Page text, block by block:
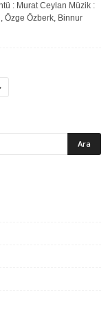
: Murat Ceylan Müzik :
Özge Özberk, Binnur